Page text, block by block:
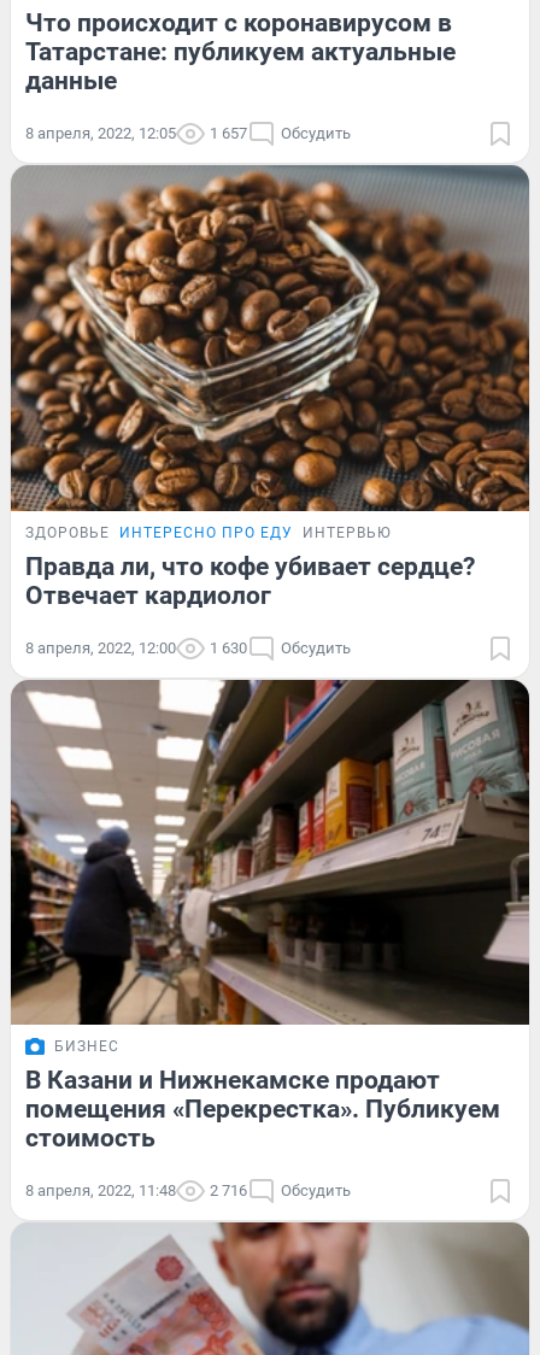
Что происходит с коронавирусом в
Татарстане: публикуем актуальные
данные
8 апреля, 2022, 12:05 1 657 Обсудить
ЗДОРОВЬЕ ИНТЕРЕСНО ПРО ЕДУ ИНТЕРВЬЮ
Правда ли, что кофе убивает сердце?
Отвечает кардиолог
8 апреля, 2022, 12:00 1 630 Обсудить
БИЗНЕС
В Казани и Нижнекамске продают
помещения «Перекрестка». Публикуем
стоимость
8 апреля, 2022, 11:48 2 716 Обсудить